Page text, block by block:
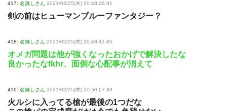
417: 名無しさん 2021/02/25(木) 20:48:26.91
剣の前はヒューマンブルーファンタジー？
418: 名無しさん 2021/02/25(木) 20:48:41.85
オメガ問題は他が強くなったおかげで解決したな
良かったなfkhr、面倒な心配事が消えて
419: 名無しさん 2021/02/25(木) 20:50:07.83
火ルシに入ってる槍が最後の1つだな